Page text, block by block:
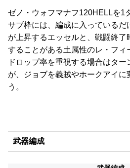
ゼノ・ウォフマナフ120HELLを1
サブ枠には、編成に入っているだ
が上昇するエッセルと、戦闘終
することがある土属性のレ・フィ
ドロップ率を重視する場合はタ
が、ジョブを義賊やホークアイに
う。
武器編成